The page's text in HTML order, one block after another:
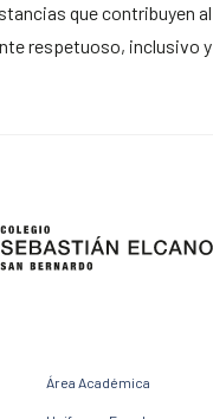
que contribuyen
respetuoso, inclusivo
Área Académica